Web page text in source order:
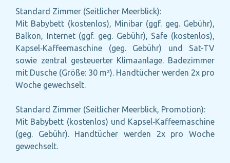
Standard Zimmer (Seitlicher Meerblick):
Mit Babybett (kostenlos), Minibar (ggf. geg. Gebühr),
Balkon, Internet (ggf. geg. Gebühr), Safe (kostenlos),
Kapsel‑Kaffeemaschine (geg. Gebühr) und Sat-TV
sowie zentral gesteuerter Klimaanlage. Badezimmer
mit Dusche (Größe: 30 m²). Handtücher werden 2x pro
Woche gewechselt.
Standard Zimmer (Seitlicher Meerblick, Promotion):
Mit Babybett (kostenlos) und Kapsel‑Kaffeemaschine
(geg. Gebühr). Handtücher werden 2x pro Woche
gewechselt.